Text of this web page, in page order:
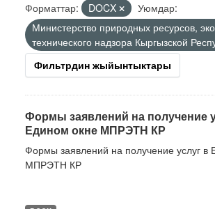
Форматтар:
DOCX
Уюмдар:
Министерство природных ресурсов,
технического надзора Кыргызской
Фильтрдин жыйынтыктары
Формы заявлений на получение
Едином окне МПРЭТН КР
Формы заявлений на получение услуг в
МПРЭТН КР